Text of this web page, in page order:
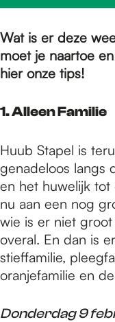
Wat is er deze
moet je naartoe
hier onze tips!
1. Alleen Familie
Huub Stapel is
genadeloos langs
en het huwelijk
nu aan een nog
wie is er niet
overal. En dan is
stieffamilie,
oranjefamilie en
Donderdag 9